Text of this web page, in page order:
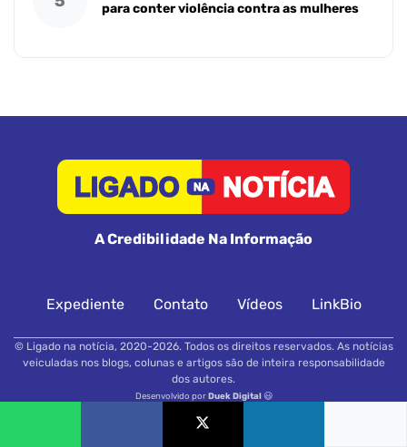
para conter violência contra as mulheres
A Credibilidade Na Informação
Expediente Contato Vídeos LinkBio
© Ligado na notícia, 2020-2026. Todos os direitos reservados. As notícias
veiculadas nos blogs, colunas e artigos são de inteira responsabilidade
dos autores.
Desenvolvido porDuek Digital😃